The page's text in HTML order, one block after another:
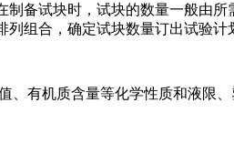
备试块时，试块的数量一般由
组合，确定试块数量订出试验计
有机质含量等化学性质和液限